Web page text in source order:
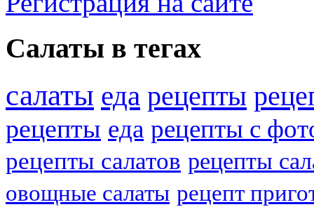
Салаты в тегах
салаты еда рецепты
рецепты еда рецепты с
рецепты салатов рецепты
овощные салаты рецепт